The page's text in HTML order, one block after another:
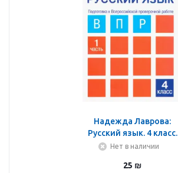
Надежда Лаврова:
Русский язык. 4 класс.
Тетрадь для
работы. Подготовка к
Нет в наличии
25 ₪